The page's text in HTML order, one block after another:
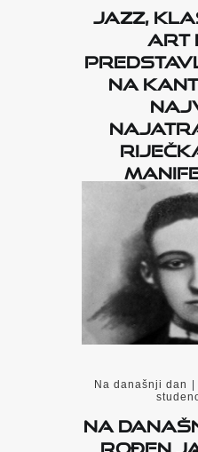
Jazz,
Art
na
Na današnji dan |
Na
rođen